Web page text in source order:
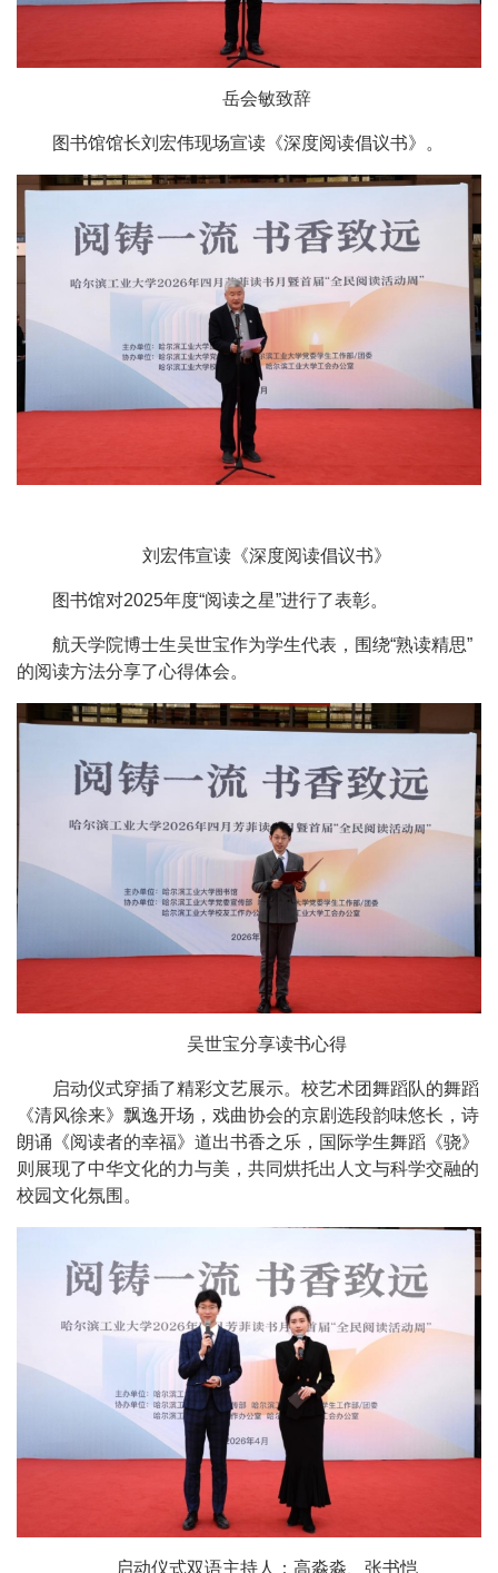
岳会敏致辞
图书馆馆长刘宏伟现场宣读《深度阅读倡议书》。
刘宏伟宣读《深度阅读倡议书》
图书馆对2025年度“阅读之星”进行了表彰。
航天学院博士生吴世宝作为学生代表，围绕“熟读精思”
的阅读方法分享了心得体会。
吴世宝分享读书心得
启动仪式穿插了精彩文艺展示。校艺术团舞蹈队的舞蹈
《清风徐来》飘逸开场，戏曲协会的京剧选段韵味悠长，诗
朗诵《阅读者的幸福》道出书香之乐，国际学生舞蹈《骁》
则展现了中华文化的力与美，共同烘托出人文与科学交融的
校园文化氛围。
启动仪式双语主持人：高淼淼、张书恺